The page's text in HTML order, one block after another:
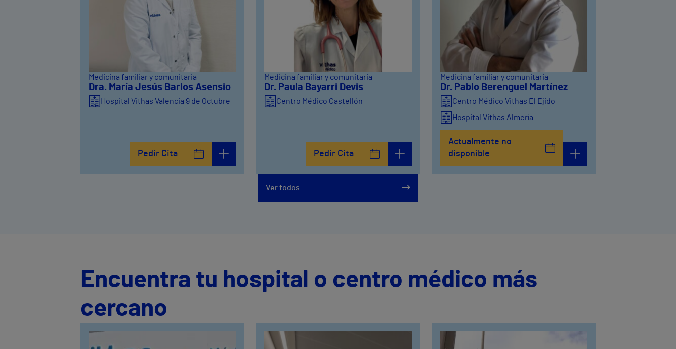
Medicina familiar y comunitaria
Dra. María Jesús Barios Asensio
Hospital Vithas Valencia 9 de Octubre
Pedir Cita
Medicina familiar y comunitaria
Dr. Paula Bayarri Devis
Centro Médico Castellón
Pedir Cita
Medicina familiar y comunitaria
Dr. Pablo Berenguel Martínez
Centro Médico Vithas El Ejido
Hospital Vithas Almería
Actualmente no
disponible
Ver todos
Encuentra tu hospital o centro médico más
cercano